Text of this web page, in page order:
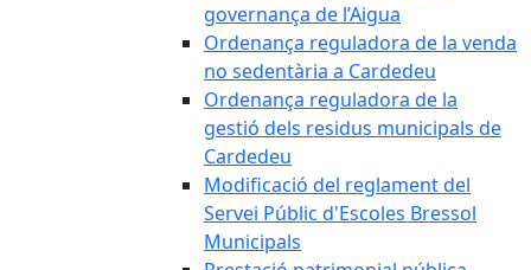
governança de l’Aigua
Ordenança reguladora de la venda
no sedentària a Cardedeu
Ordenança reguladora de la
gestió dels residus municipals de
Cardedeu
Modificació del reglament del
Servei Públic d'Escoles Bressol
Municipals